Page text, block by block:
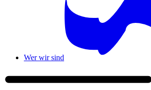
Wer wir sind